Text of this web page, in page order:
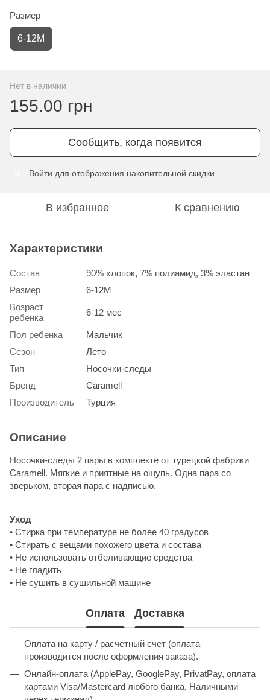
Размер
6-12М
Нет в наличии
155.00 грн
Сообщить, когда появится
Войти для отображения накопительной скидки
В избранное К сравнению
Характеристики
Состав
90% хлопок, 7% полиамид, 3% эластан
Размер
6-12М
Возраст
ребенка
6-12 мес
Пол ребенка
Мальчик
Сезон
Лето
Тип
Носочки-следы
Бренд
Caramell
Производитель
Турция
Описание
Носочки-следы 2 пары в комплекте от турецкой фабрики
Caramell. Мягкие и приятные на ощупь. Одна пара со
зверьком, вторая пара с надписью.
Уход
• Стирка при температуре не более 40 градусов
• Стирать с вещами похожего цвета и состава
• Не использовать отбеливающие средства
• Не гладить
• Не сушить в сушильной машине
Оплата Доставка
Оплата на карту / расчетный счет (оплата
производится после оформления заказа).
Онлайн-оплата (ApplePay, GooglePay, PrivatPay, оплата
картами Visa/Mastercard любого банка, Наличными